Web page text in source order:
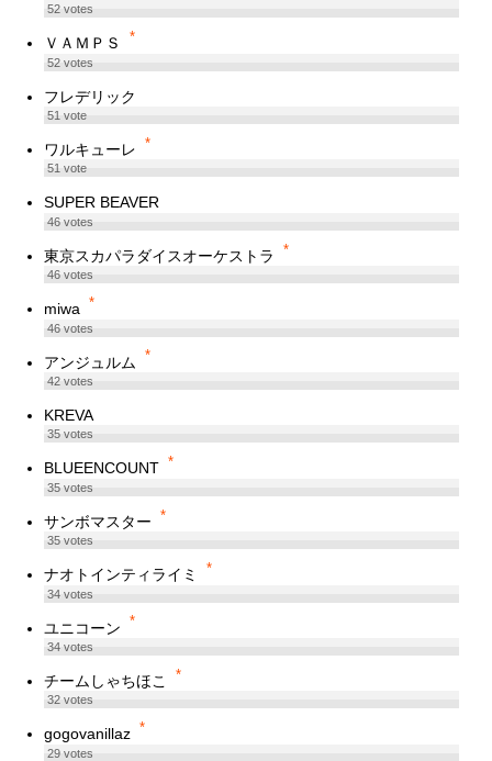
52votes
ＶＡＭＰＳ *
52votes
フレデリック
51vote
ワルキューレ *
51vote
SUPER BEAVER
46votes
東京スカパラダイスオーケストラ *
46votes
miwa *
46votes
アンジュルム *
42votes
KREVA
35votes
BLUEENCOUNT *
35votes
サンボマスター *
35votes
ナオトインティライミ *
34votes
ユニコーン *
34votes
チームしゃちほこ *
32votes
gogovanillaz *
29votes